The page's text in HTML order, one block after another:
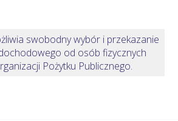
swobodny wybór i przekazanie
od osób fizycznych
Pożytku Publicznego.